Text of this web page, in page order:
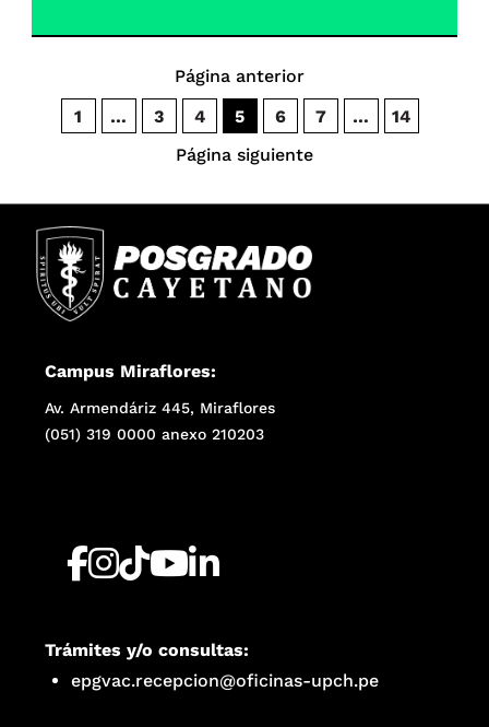
Página anterior
1
… 3 4 5 6 7 …
14
Página siguiente
Campus Miraflores:
Av. Armendáriz 445, Miraflores
(051) 319 0000 anexo 210203
Trámites y/o consultas:
epgvac.recepcion@oficinas-upch.pe